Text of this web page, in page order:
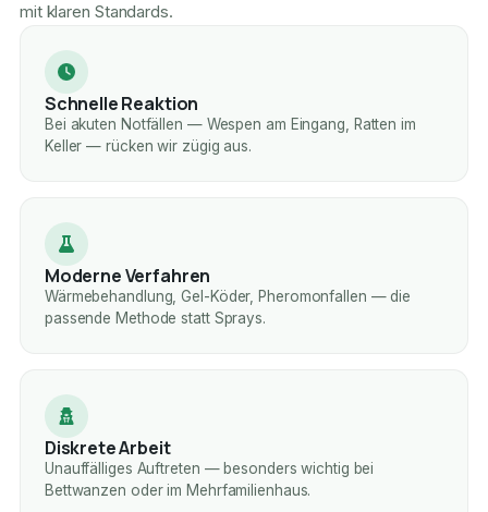
mit klaren Standards.
Schnelle Reaktion
Bei akuten Notfällen — Wespen am Eingang, Ratten im
Keller — rücken wir zügig aus.
Moderne Verfahren
Wärmebehandlung, Gel-Köder, Pheromonfallen — die
passende Methode statt Sprays.
Diskrete Arbeit
Unauffälliges Auftreten — besonders wichtig bei
Bettwanzen oder im Mehrfamilienhaus.